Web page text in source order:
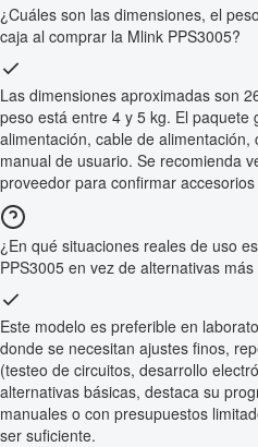
¿Cuáles son las dimensiones, el
caja al comprar la Mlink PPS3005?
Las dimensiones aproximadas son
peso está entre 4 y 5 kg. El
alimentación, cable de
manual de usuario. Se recomienda
proveedor para confirmar
¿En qué situaciones reales de uso
PPS3005 en vez de alternativas más
Este modelo es preferible en
donde se necesitan ajustes finos,
(testeo de circuitos, desarrollo
alternativas básicas, destaca su
manuales o con presupuestos
ser suficiente.